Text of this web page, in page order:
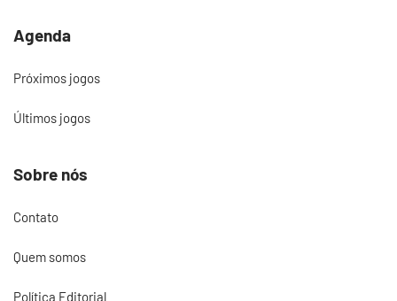
Agenda
Próximos jogos
Últimos jogos
Sobre nós
Contato
Quem somos
Política Editorial